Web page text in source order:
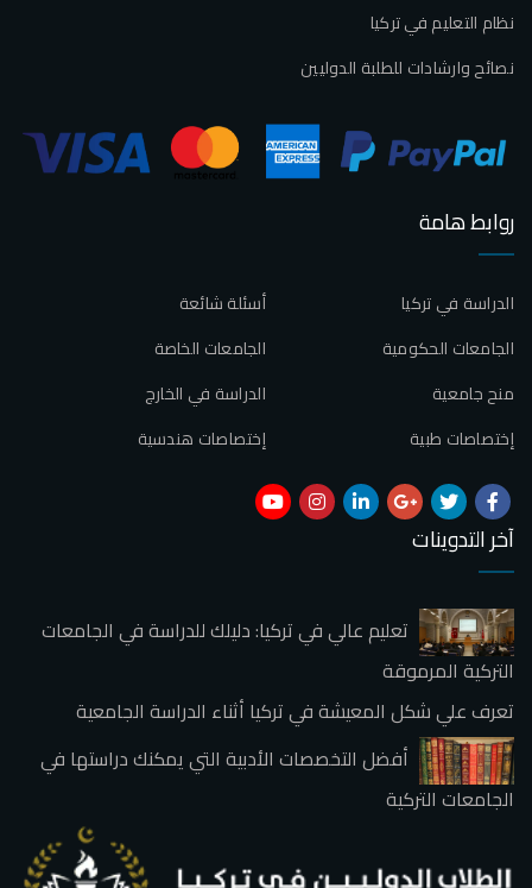
نظام التعليم في تركيا
نصائح وارشادات للطلبة الدوليين
روابط هامة
أسئلة شائعة
الدراسة في تركيا
الجامعات الخاصة
الجامعات الحكومية
الدراسة في الخارج
منح جامعية
إختصاصات هندسية
إختصاصات طبية
آخر التدوينات
تعليم عالي في تركيا: دليلك للدراسة في الجامعات
التركية المرموقة
تعرف علي شكل المعيشة في تركيا أثناء الدراسة الجامعية
أفضل التخصصات الأدبية التي يمكنك دراستها في
الجامعات التركية